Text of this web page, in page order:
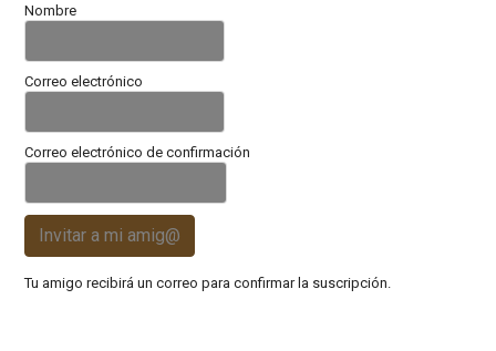
Nombre
Correo electrónico
Correo electrónico de confirmación
Invitar a mi amig@
Tu amigo recibirá un correo para confirmar la suscripción.